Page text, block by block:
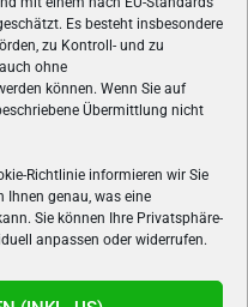
Es besteht insbesondere
zu Kontroll- und zu
ohne
können. Wenn Sie auf
Übermittlung nicht
Richtlinie informieren wir Sie
Ihnen genau, was eine
Sie können Ihre Privatsphäre-
anpassen oder widerrufen.
ist das älteste Online-
täglich aktuelle News,
Gaming-
des e-Sport's.